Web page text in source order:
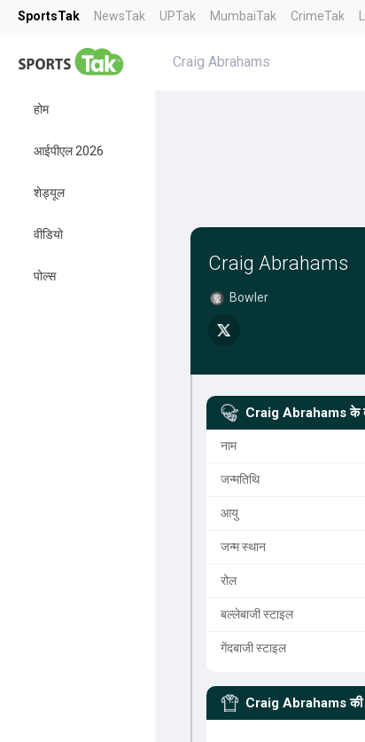
SportsTak NewsTak UPTak MumbaiTak CrimeTak
होम
आईपीएल 2026
शेड्यूल
वीडियो
पोल्स
Craig Abrahams
Craig Abrahams
Bowler
Craig Abrahams के
नाम
जन्मतिथि
आयु
जन्म स्थान
रोल
बल्लेबाजी स्टाइल
गेंदबाजी स्टाइल
Craig Abrahams की